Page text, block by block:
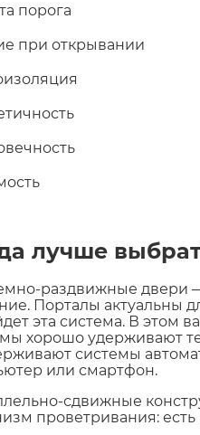
порога
при открывании
лучше
раздвижные двери
Порталы актуальны
эта система. В этом
хорошо удерживают
системы
или смартфон.
сдвижные
проветривания: есть